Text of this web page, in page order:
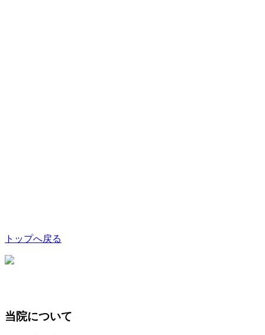
トップへ戻る
当院について